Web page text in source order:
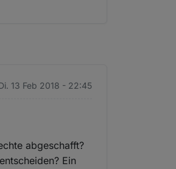
13 Feb 2018 - 22:45
abgeschafft?
Ein